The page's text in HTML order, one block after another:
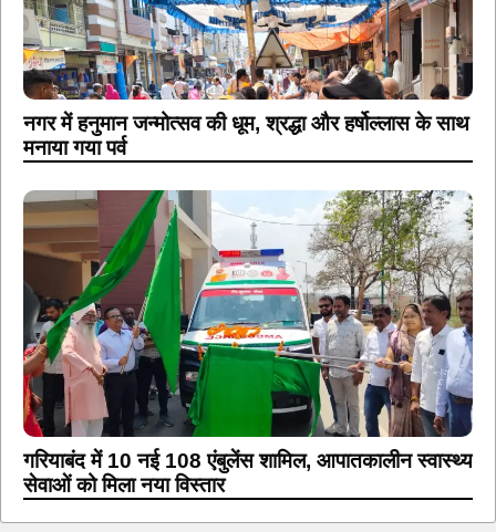
नगर में हनुमान जन्मोत्सव की धूम, श्रद्धा और हर्षोल्लास के साथ
मनाया गया पर्व
गरियाबंद में 10 नई 108 एंबुलेंस शामिल, आपातकालीन स्वास्थ्य
सेवाओं को मिला नया विस्तार